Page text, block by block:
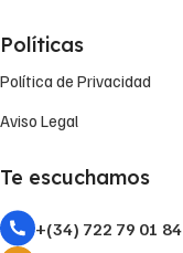
Políticas
Política de Privacidad
Aviso Legal
Te escuchamos
+(34) 722 79 01 84